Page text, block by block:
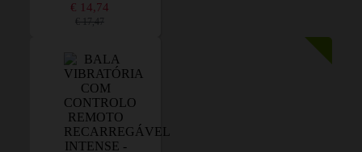
€ 14,74
€ 17,47